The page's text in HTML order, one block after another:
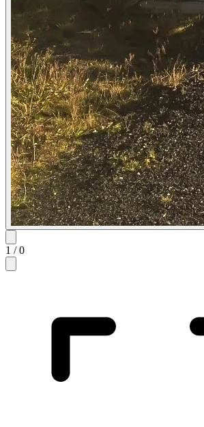
1 /0